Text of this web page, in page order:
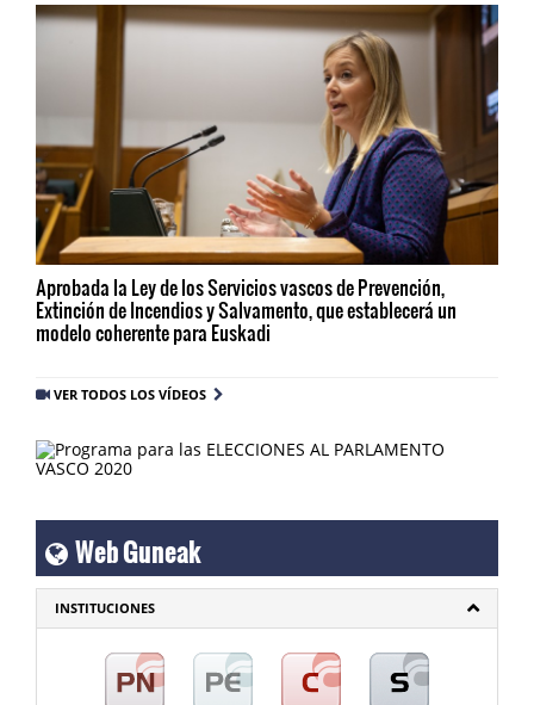
Aprobada la Ley de los Servicios vascos de Prevención,
Extinción de Incendios y Salvamento, que establecerá un
modelo coherente para Euskadi
VER TODOS LOS VÍDEOS
Web Guneak
INSTITUCIONES